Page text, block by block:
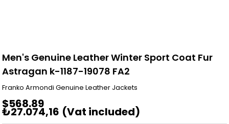
Men's Genuine Leather Winter Sport Coat Fur
Astragan k-1187-19078 FA2
Franko Armondi Genuine Leather Jackets
$568.89
₺27.074,16 (Vat included)